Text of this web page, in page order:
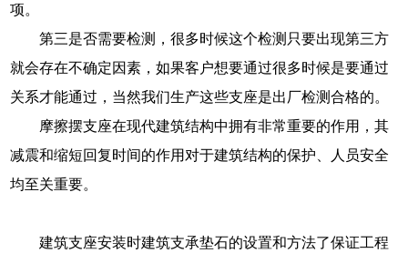
项。
第三是否需要检测，很多时候这个检测只要出现第三方
就会存在不确定因素，如果客户想要通过很多时候是要通过
关系才能通过，当然我们生产这些支座是出厂检测合格的。
摩擦摆支座在现代建筑结构中拥有非常重要的作用，其
减震和缩短回复时间的作用对于建筑结构的保护、人员安全
均至关重要。
建筑支座安装时建筑支承垫石的设置和方法了保证工程